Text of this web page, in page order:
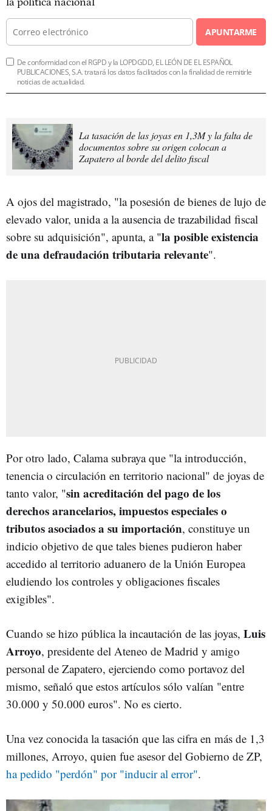
APUNTARME
De conformidad con el RGPD y la LOPDGDD, EL LEÓN DE EL ESPAÑOL
PUBLICACIONES, S.A. tratará los datos facilitados con la finalidad de remitirle
noticias de actualidad.
La tasación de las joyas en 1,3M y la falta de
documentos sobre su origen colocan a
Zapatero al borde del delito fiscal
A ojos del magistrado, "la posesión de bienes de lujo de
elevado valor, unida a la ausencia de trazabilidad fiscal
sobre su adquisición", apunta, a "la posible existencia
de una defraudación tributaria relevante".
Por otro lado, Calama subraya que "la introducción,
tenencia o circulación en territorio nacional" de joyas de
tanto valor, "sin acreditación del pago de los
derechos arancelarios, impuestos especiales o
tributos asociados a su importación, constituye un
indicio objetivo de que tales bienes pudieron haber
accedido al territorio aduanero de la Unión Europea
eludiendo los controles y obligaciones fiscales
exigibles".
Cuando se hizo pública la incautación de las joyas, Luis
Arroyo, presidente del Ateneo de Madrid y amigo
personal de Zapatero, ejerciendo como portavoz del
mismo, señaló que estos artículos sólo valían "entre
30.000 y 50.000 euros". No es cierto.
Una vez conocida la tasación que las cifra en más de 1,3
millones, Arroyo, quien fue asesor del Gobierno de ZP,
ha pedido "perdón" por "inducir al error".